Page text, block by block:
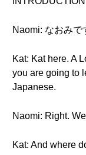
Naomi: なおみ
Kat: Kat here. A
you are going to
Japanese.
Naomi: Right.
Kat: And where